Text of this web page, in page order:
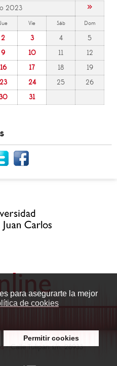
para asegurarte la mejor
de cookies
Permitir cookies
2023 »
Vie Sáb Dom
2 3 4
5
9 10 11
12
16 17 18
19
23 24 25
26
31
- Calle Tulipán s/n. 28933